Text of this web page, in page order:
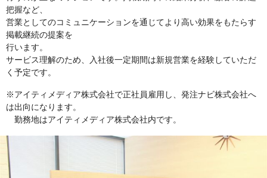
把握など、
営業としてのコミュニケーションを通じてより高い効果をもたらす
掲載継続の提案を
行います。
サービス理解のため、入社後一定期間は新規営業を経験していただ
く予定です。
※アイティメディア株式会社で正社員雇用し、発注ナビ株式会社へ
は出向になります。
勤務地はアイティメディア株式会社内です。